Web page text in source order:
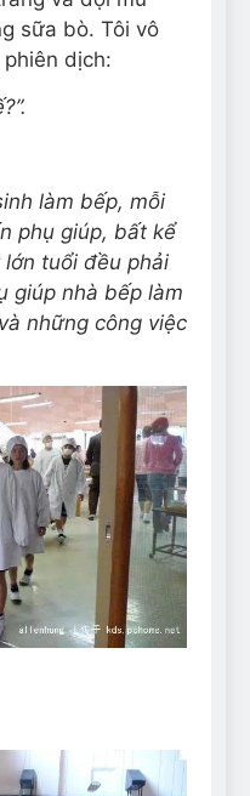
sữa bò. Tôi vô
dịch:
làm bếp, mỗi
phụ giúp, bất kể
tuổi đều phải
giúp nhà bếp làm
những công việc